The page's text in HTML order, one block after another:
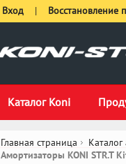
Каталог Koni
Вход | Восстановление
Главная страница
Амортизаторы KONI STR.T